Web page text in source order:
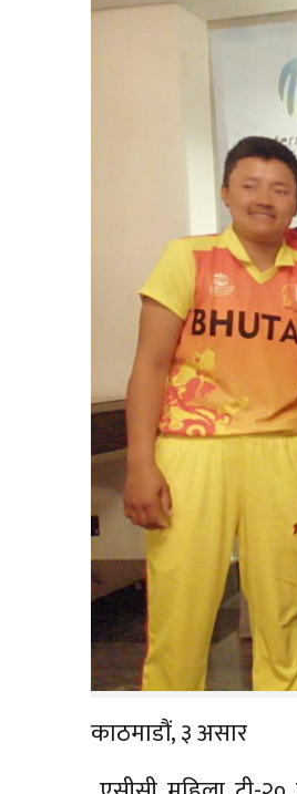
काठमाडौं, ३ असार